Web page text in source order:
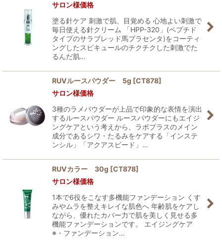
サロン様価格
塗る針ケア 刺激で肌、目覚める 心地よい刺激で
毎日使える針クリーム 「HPP-320」(ペプチド
タイプのサラブレッド馬プラセンタ)をコーティ
ングしたスピキュールのチクチクした刺激でた
るんだ肌…
RUVルースパウダー 5g [CT878]
サロン様価格
3種のラメパウダーが上品で印象的な表情を演出
するルースパウダー ルースパウダーにもエイジ
ングケアという考えから、ラボプラスのメイン
成分であるシワ・たるみをケアする「インステ
ンシル」「アクアスピード」…
RUVカラー 30g [CT878]
サロン様価格
1本で6役をこなす多機能ファンデーション くす
みやムラを整えキレイな肌色へ 年齢肌をケアし
ながら、優れたカバー力で肌を美しく見せる多
機能ファンデーションです。 エイジングケア
※・ファンデーション…